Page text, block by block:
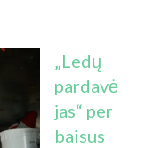
„Ledų
pardavė
jas“ per
baisus